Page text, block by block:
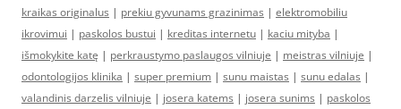
kraikas originalus | prekiu gyvunams grazinimas | elektromobiliu
ikrovimui | paskolos bustui | kreditas internetu | kaciu mityba |
išmokykite katę | perkraustymo paslaugos vilniuje | meistras vilniuje |
odontologijos klinika | super premium | sunu maistas | sunu edalas |
valandinis darzelis vilniuje | josera katems | josera sunims | paskolos